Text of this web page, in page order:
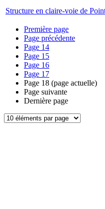
Structure en claire-voie de
Première page
Page précédente
Page 14
Page 15
Page 16
Page 17
Page 18 (page actuelle)
Page suivante
Dernière page